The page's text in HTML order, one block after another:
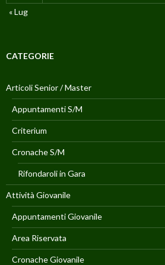
« Lug
CATEGORIE
Articoli Senior / Master
Appuntamenti S/M
Criterium
Cronache S/M
Rifondaroli in Gara
Attività Giovanile
Appuntamenti Giovanile
Area Riservata
Cronache Giovanile